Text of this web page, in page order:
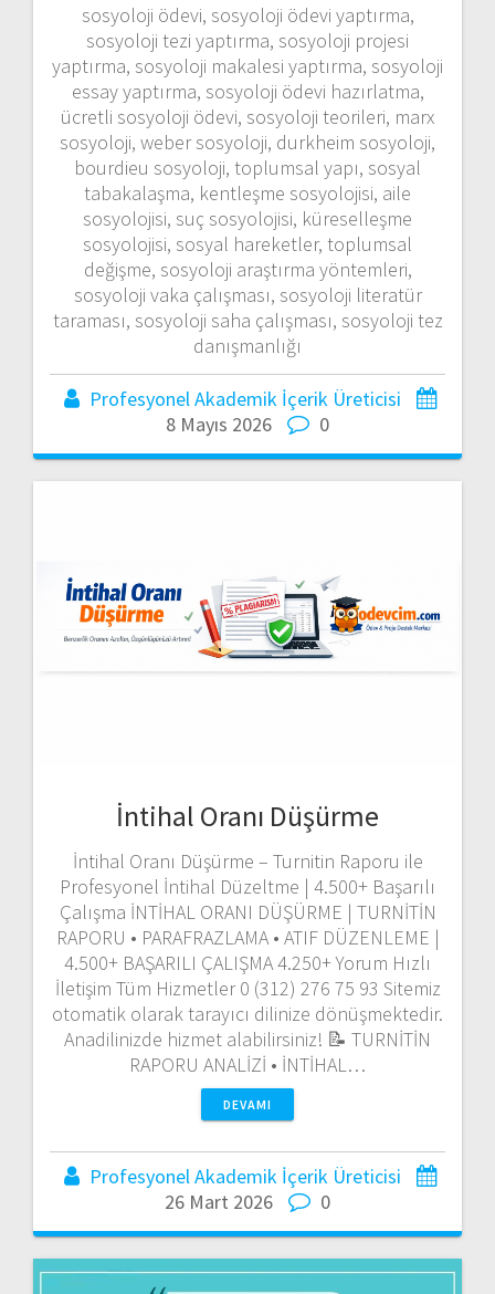
sosyoloji ödevi, sosyoloji ödevi yaptırma,
sosyoloji tezi yaptırma, sosyoloji projesi
yaptırma, sosyoloji makalesi yaptırma, sosyoloji
essay yaptırma, sosyoloji ödevi hazırlatma,
ücretli sosyoloji ödevi, sosyoloji teorileri, marx
sosyoloji, weber sosyoloji, durkheim sosyoloji,
bourdieu sosyoloji, toplumsal yapı, sosyal
tabakalaşma, kentleşme sosyolojisi, aile
sosyolojisi, suç sosyolojisi, küreselleşme
sosyolojisi, sosyal hareketler, toplumsal
değişme, sosyoloji araştırma yöntemleri,
sosyoloji vaka çalışması, sosyoloji literatür
taraması, sosyoloji saha çalışması, sosyoloji tez
danışmanlığı
Profesyonel Akademik İçerik Üreticisi
8 Mayıs 2026
0
İntihal Oranı Düşürme
İntihal Oranı Düşürme – Turnitin Raporu ile
Profesyonel İntihal Düzeltme | 4.500+ Başarılı
Çalışma İNTİHAL ORANI DÜŞÜRME | TURNİTİN
RAPORU • PARAFRAZLAMA • ATIF DÜZENLEME |
4.500+ BAŞARILI ÇALIŞMA 4.250+ Yorum Hızlı
İletişim Tüm Hizmetler 0 (312) 276 75 93 Sitemiz
otomatik olarak tarayıcı dilinize dönüşmektedir.
Anadilinizde hizmet alabilirsiniz! 📝 TURNİTİN
RAPORU ANALİZİ • İNTİHAL…
DEVAMI
Profesyonel Akademik İçerik Üreticisi
26 Mart 2026
0